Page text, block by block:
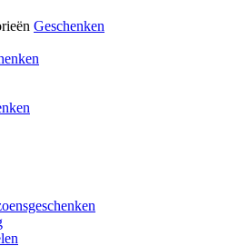
Geschenken